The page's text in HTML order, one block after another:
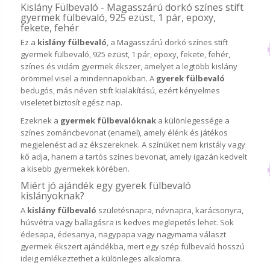
Kislány Fülbevaló - Magasszárú dorkó színes stift
gyermek fülbevaló, 925 ezüst, 1 pár, epoxy,
fekete, fehér
Ez a kislány fülbevaló, a Magasszárú dorkó színes stift
gyermek fülbevaló, 925 ezüst, 1 pár, epoxy, fekete, fehér,
színes és vidám gyermek ékszer, amelyet a legtöbb kislány
örömmel visel a mindennapokban. A gyerek fülbevaló
bedugós, más néven stift kialakítású, ezért kényelmes
viseletet biztosít egész nap.
Ezeknek a gyermek fülbevalóknak a különlegessége a
színes zománcbevonat (enamel), amely élénk és játékos
megjelenést ad az ékszereknek. A színüket nem kristály vagy
kő adja, hanem a tartós színes bevonat, amely igazán kedvelt
a kisebb gyermekek körében.
Miért jó ajándék egy gyerek fülbevaló
kislányoknak?
A kislány fülbevaló születésnapra, névnapra, karácsonyra,
húsvétra vagy ballagásra is kedves meglepetés lehet. Sok
édesapa, édesanya, nagypapa vagy nagymama választ
gyermek ékszert ajándékba, mert egy szép fülbevaló hosszú
ideig emlékeztethet a különleges alkalomra.